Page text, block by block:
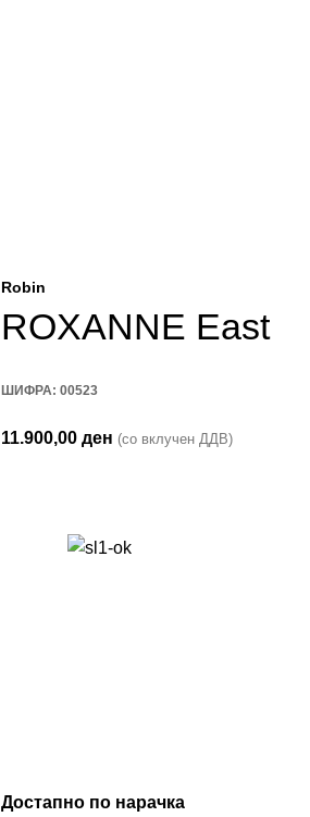
Robin
ROXANNE East
ШИФРА: 00523
11.900,00 ден (со вклучен ДДВ)
Достапно по нарачка